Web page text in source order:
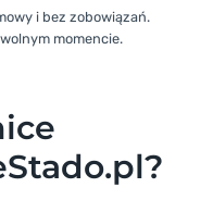
i bez zobowiązań.
momencie.